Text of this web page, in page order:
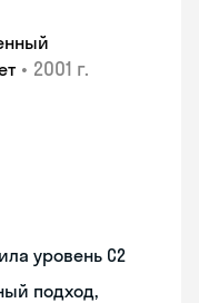
• 2001 г.
уровень С2
подход,